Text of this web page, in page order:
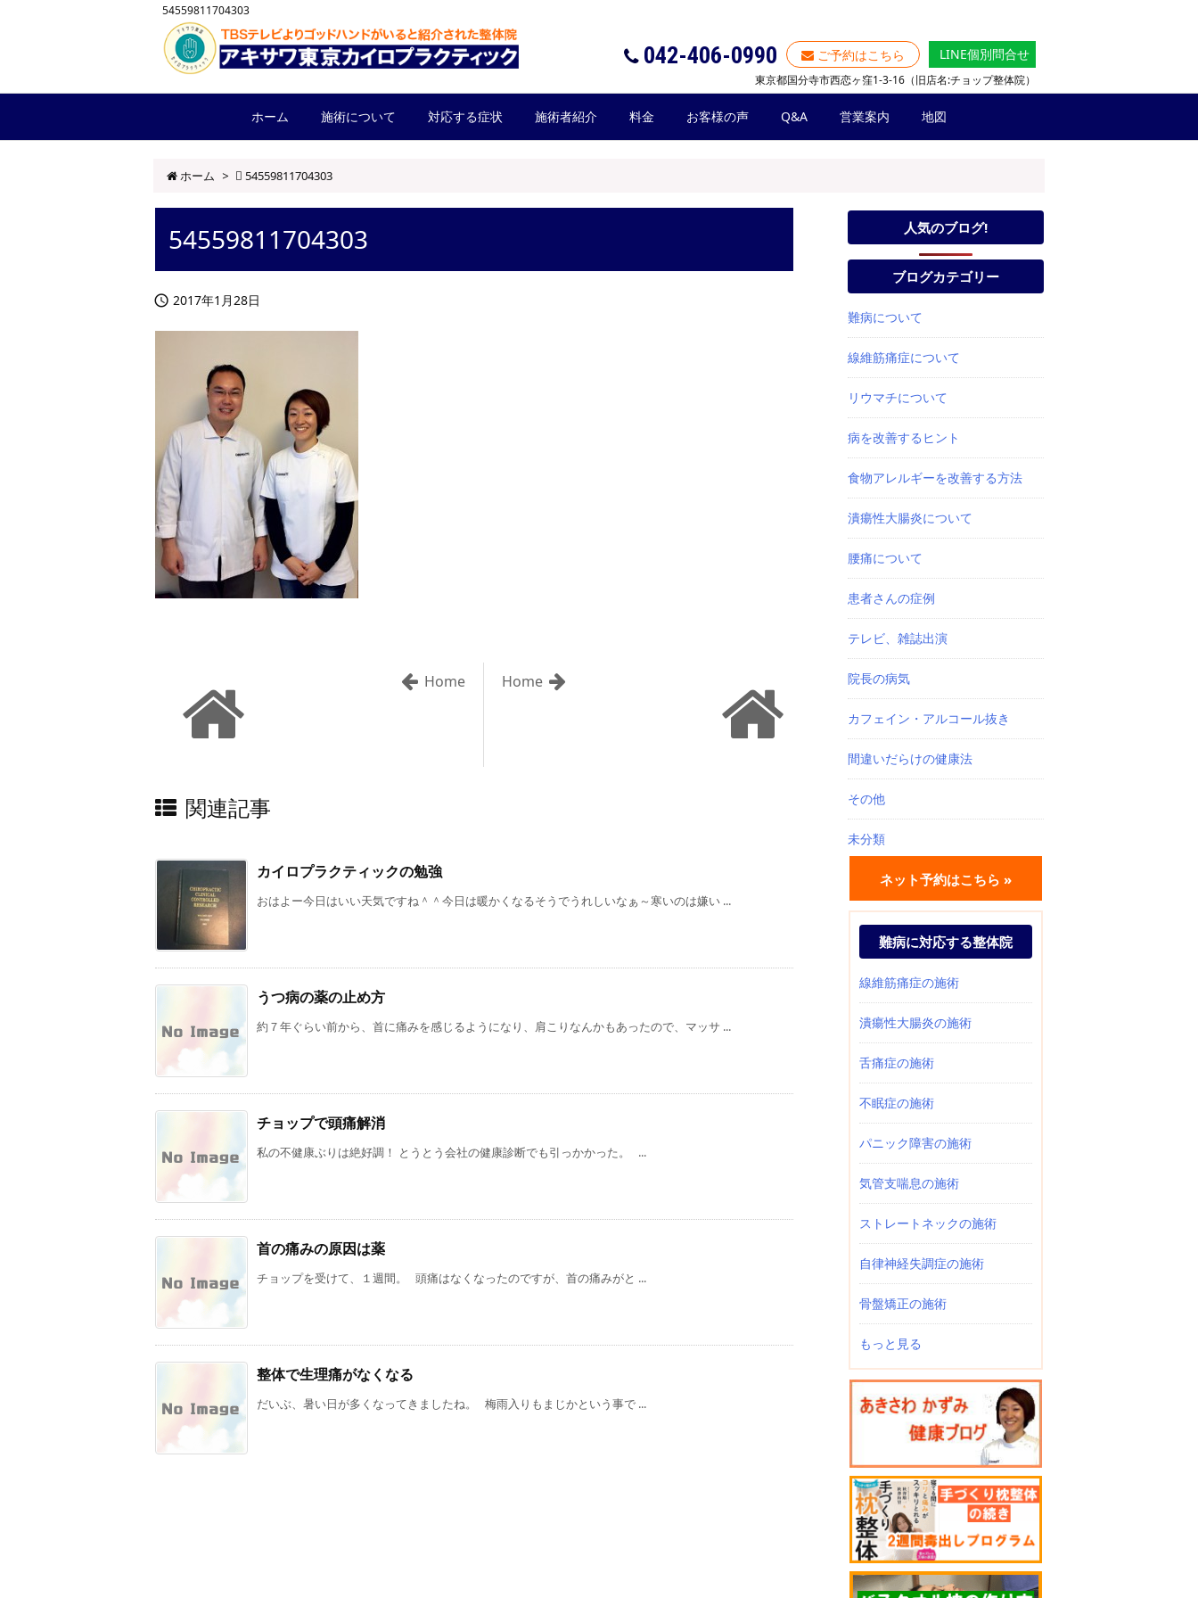
54559811704303
042-406-0990 ご予約はこちら LINE個別問合せ
東京都国分寺市西恋ヶ窪1-3-16（旧店名:チョップ整体院）
ホーム 施術について 対応する症状 施術者紹介 料金 お客様の声 Q&A 営業案内 地図
ホーム > 54559811704303
54559811704303
 2017年1月28日
Home
Home
関連記事
カイロプラクティックの勉強
おはよー今日はいい天気ですね＾＾今日は暖かくなるそうでうれしいなぁ～寒いのは嫌い ...
うつ病の薬の止め方
約７年ぐらい前から、首に痛みを感じるようになり、肩こりなんかもあったので、マッサ ...
チョップで頭痛解消
私の不健康ぶりは絶好調！ とうとう会社の健康診断でも引っかかった。 ...
首の痛みの原因は薬
チョップを受けて、１週間。 頭痛はなくなったのですが、首の痛みがと ...
整体で生理痛がなくなる
だいぶ、暑い日が多くなってきましたね。 梅雨入りもまじかという事で ...
人気のブログ!
ブログカテゴリー
難病について
線維筋痛症について
リウマチについて
病を改善するヒント
食物アレルギーを改善する方法
潰瘍性大腸炎について
腰痛について
患者さんの症例
テレビ、雑誌出演
院長の病気
カフェイン・アルコール抜き
間違いだらけの健康法
その他
未分類
ネット予約はこちら »
難病に対応する整体院
線維筋痛症の施術
潰瘍性大腸炎の施術
舌痛症の施術
不眠症の施術
パニック障害の施術
気管支喘息の施術
ストレートネックの施術
自律神経失調症の施術
骨盤矯正の施術
もっと見る